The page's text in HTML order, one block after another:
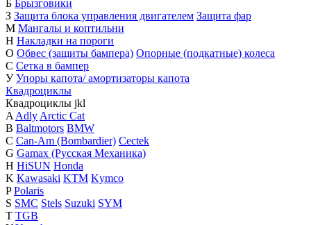
Б Брызговики
З Защита блока управления двигателем Защита фар
М Мангалы и коптильни
Н Накладки на пороги
О Обвес (защиты бампера) Опорные (подкатные) колеса
С Сетка в бампер
У Упоры капота/ амортизаторы капота
Квадроциклы
Квадроциклы jkl
A Adly Arctic Cat
B Baltmotors BMW
C Can-Am (Bombardier) Cectek
G Gamax (Русская Механика)
H HiSUN Honda
K Kawasaki KTM Kymco
P Polaris
S SMC Stels Suzuki SYM
T TGB